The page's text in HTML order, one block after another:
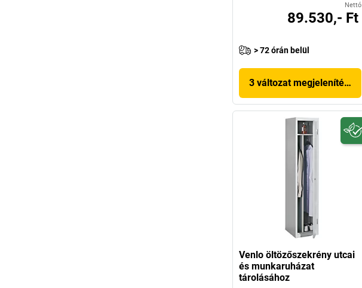
Nettó
89.530,- Ft
> 72 órán belül
3 változat megjelenítése
Venlo öltözőszekrény utcai
és munkaruházat
tárolásához